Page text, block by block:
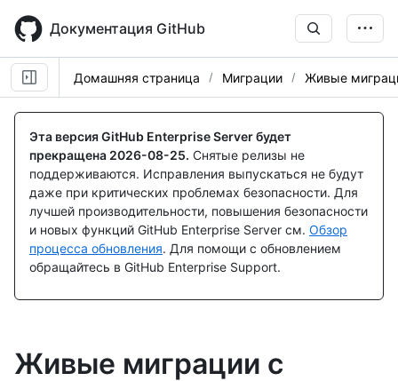
main
content
Документация GitHub
Домашняя страница Миграции Живые
Эта версия GitHub Enterprise Server будет
прекращена 2026-08-25. Снятые релизы не
поддерживаются. Исправления выпускаться не будут
даже при критических проблемах безопасности. Для
лучшей производительности, повышения безопасности
и новых функций GitHub Enterprise Server см. Обзор
процесса обновления. Для помощи с обновлением
обращайтесь в GitHub Enterprise Support.
Живые миграции с